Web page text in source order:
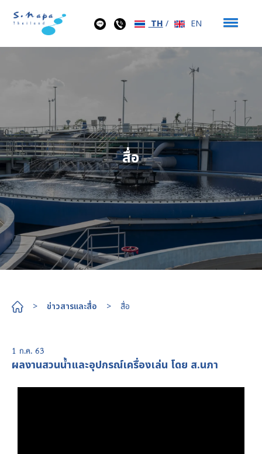
TH / EN
สื่อ
> ข่าวสารและสื่อ > สื่อ
1 ก.ค. 63
ผลงานสวนน้ำและอุปกรณ์เครื่องเล่น โดย ส.นภา